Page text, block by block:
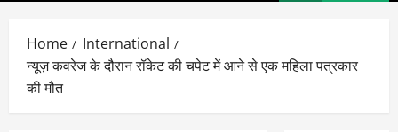
Home
International
न्यूज़ कवरेज के दौरान रॉकेट की चपेट में आने से एक महिला पत्रकार
की मौत